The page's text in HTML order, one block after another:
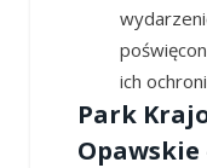
ich
Park